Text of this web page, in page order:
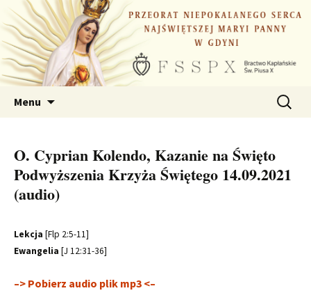
Przejdź
do
treści
Menu Szukaj:
O. Cyprian Kolendo, Kazanie na Święto
Podwyższenia Krzyża Świętego 14.09.2021
(audio)
Lekcja [Flp 2:5-11]
Ewangelia [J 12:31-36]
–> Pobierz audio plik mp3 <–